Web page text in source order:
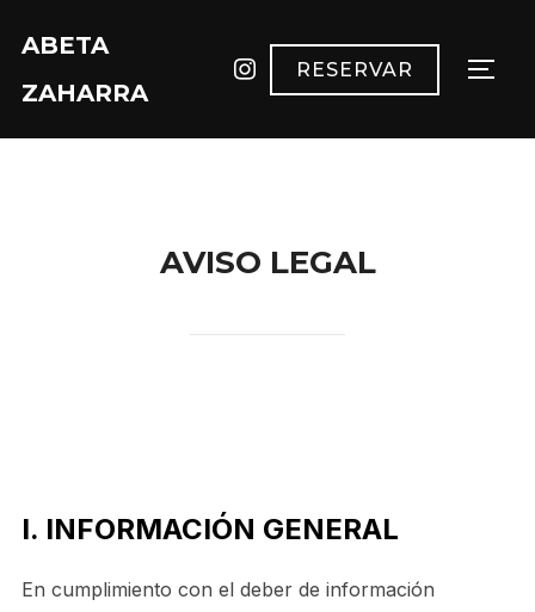
contenido
ABETA
ZAHARRA
instagramRESERVAR
AVISO LEGAL
I. INFORMACIÓN GENERAL
En cumplimiento con el deber de información